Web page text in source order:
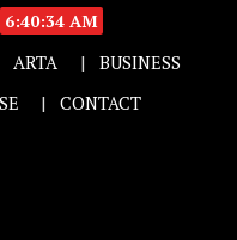
6:40:35 AM
ARTA
BUSINESS
CONTACT